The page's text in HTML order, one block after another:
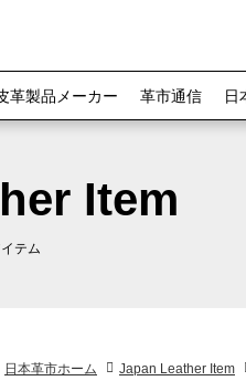
革製品メーカー 革市通信 日
Item
テム
日本革市ホーム Japan Leather Item